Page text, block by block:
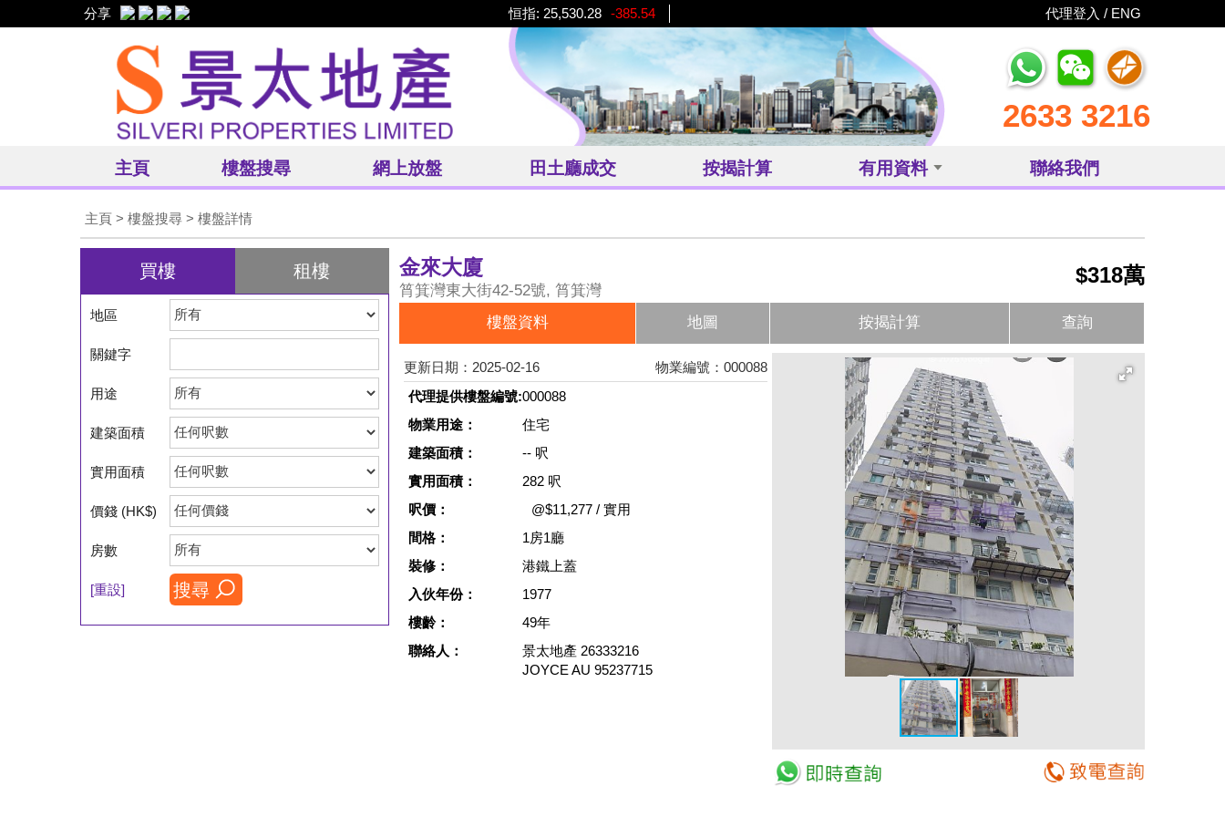
分享 恒指: 25,530.28 -385.54 代理登入 / ENG
2633 3216
主頁 樓盤搜尋 網上放盤 田土廳成交 按揭計算 有用資料 聯絡我們
主頁 > 樓盤搜尋 > 樓盤詳情
買樓 租樓
地區
關鍵字
用途
建築面積
實用面積
價錢 (HK$)
房數
[重設] 搜尋
金來大廈
筲箕灣東大街42-52號, 筲箕灣
$318萬
樓盤資料 地圖 按揭計算 查詢
更新日期：2025-02-16
物業編號：000088
代理提供樓盤編號:000088
物業用途：
住宅
建築面積：
-- 呎
實用面積：
282 呎
呎價：
@$11,277 / 實用
間格：
1房1廳
裝修：
港鐵上蓋
入伙年份：
1977
樓齡：
49年
聯絡人：
景太地產 26333216
JOYCE AU 95237715